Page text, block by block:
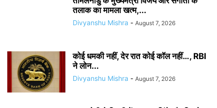
तलाक का मामला खत्म,...
Divyanshu Mishra - August 7, 2026
कोई धमकी नहीं, देर रात कोई कॉल नहीं…, RBI
ने लोन...
Divyanshu Mishra - August 7, 2026